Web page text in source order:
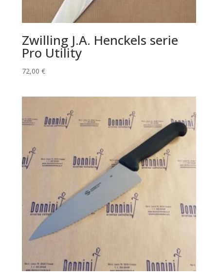
Zwilling J.A. Henckels serie
Pro Utility
72,00 €